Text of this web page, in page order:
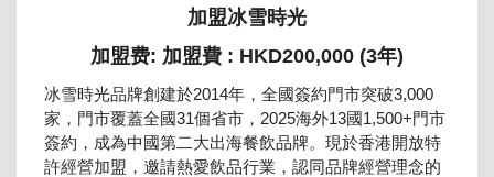
加盟冰雪時光
加盟费: 加盟費 : HKD200,000 (3年)
冰雪時光品牌創建於2014年，全國簽約門市突破3,000
家，門市覆蓋全國31個省市，2025海外13國1,500+門市
簽約，成為中國第二大出海餐飲品牌。現於香港開放特
許經營加盟，邀請熱愛飲品行業，認同品牌經營理念的